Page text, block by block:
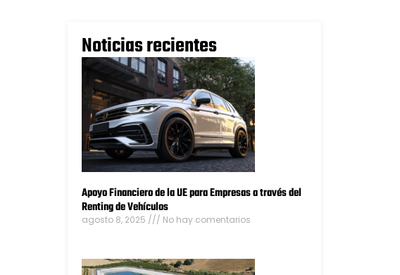
Noticias recientes
Apoyo Financiero de la UE para Empresas a través del
Renting de Vehículos
agosto 8, 2025 No hay comentarios